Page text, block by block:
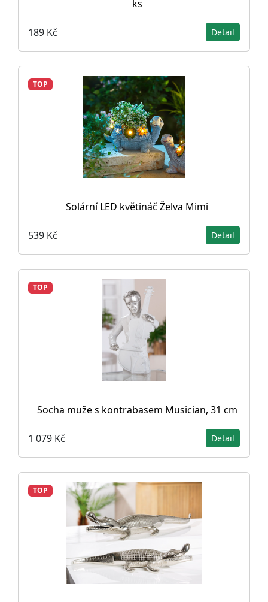
ks
189 Kč Detail
TOP
Solární LED květináč Želva Mimi
539 Kč Detail
TOP
Socha muže s kontrabasem Musician, 31 cm
1 079 Kč Detail
TOP